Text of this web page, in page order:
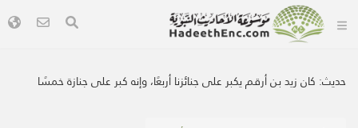
حديث: كان زيد بن أرقم يكبر على جنائزنا أربعًا، وإنه كبر على جنازة خمسًا